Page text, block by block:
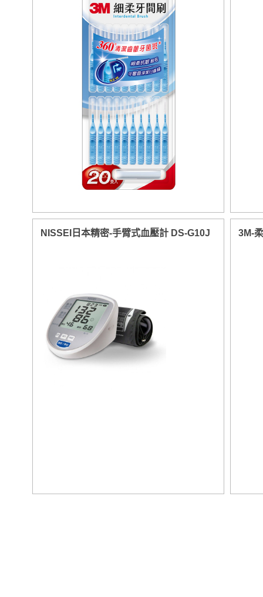
NISSEI日本精密-手臂式血壓計 DS-G10J 3M-